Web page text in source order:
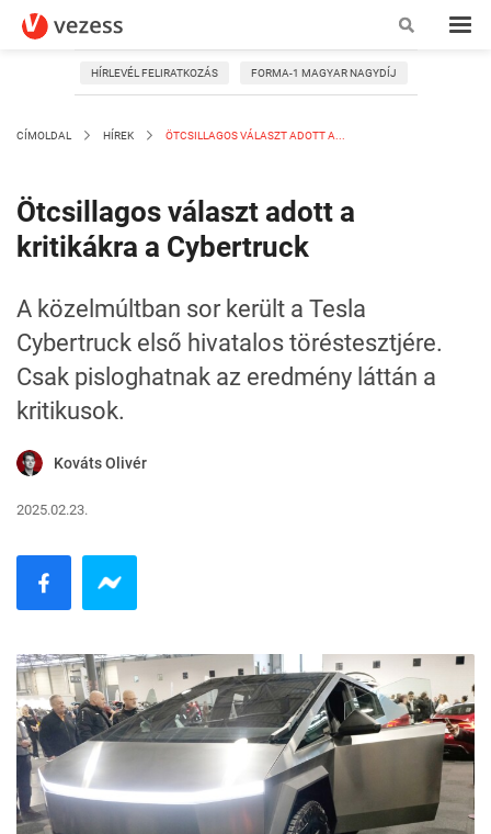
HÍRLEVÉL FELIRATKOZÁS FORMA-1 MAGYAR NAGYDÍJ
CÍMOLDAL HÍREK ÖTCSILLAGOS VÁLASZT ADOTT A...
Ötcsillagos választ adott a
kritikákra a Cybertruck
A közelmúltban sor került a Tesla
Cybertruck első hivatalos töréstesztjére.
Csak pisloghatnak az eredmény láttán a
kritikusok.
Kováts Olivér
2025.02.23.